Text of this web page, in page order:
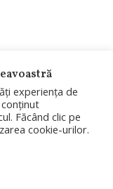
experiența de
Făcând clic pe
cookie-urilor.